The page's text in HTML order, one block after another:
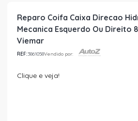
Reparo Coifa Caixa Direcao
Mecanica Esquerdo Ou Direito
Viemar
REF:3861058Vendido por:
Clique e veja!